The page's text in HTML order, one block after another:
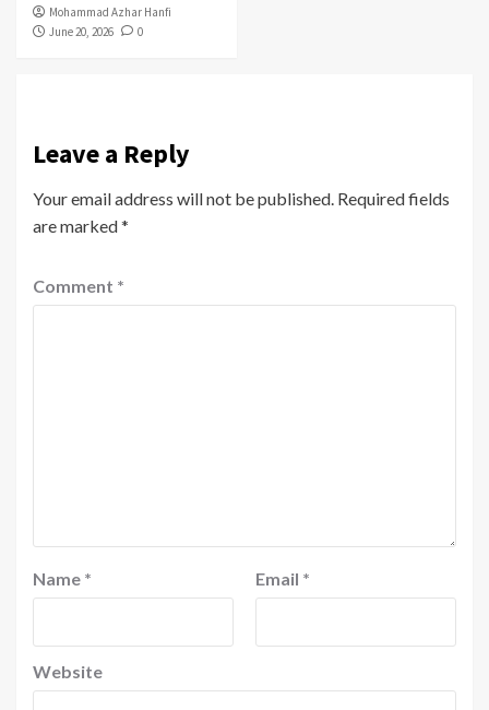
Mohammad Azhar Hanfi
June 20, 2026
0
Leave a Reply
Your email address will not be published. Required fields
are marked*
Comment *
Name * Email *
Website